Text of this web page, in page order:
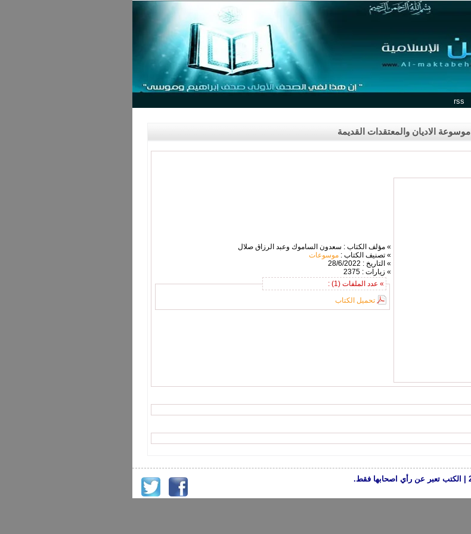
rss
موسوعة الاديان والمعتقدات القديمة
» مؤلف الكتاب : سعدون الساموك وعبد الرزاق صلال
» تصنيف الكتاب : موسوعات
» التاريخ : 28/6/2022
» زيارات : 2375
» عدد الملفات (1) :
تحميل الكتاب